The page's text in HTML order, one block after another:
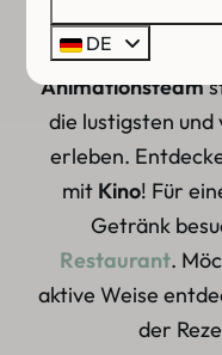
Wasserspielplatz
Fußball,
Animationsteam
die lustigsten
erleben.
mit Kino! Für
Getränk
Restaurant.
aktive Weise
der
DE